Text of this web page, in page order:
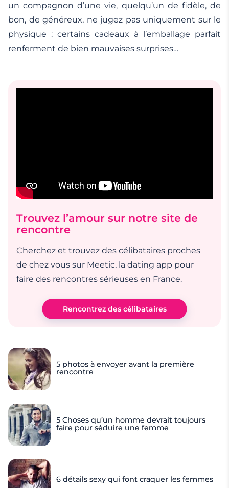
un compagnon d’une vie, quelqu’un de fidèle, de
bon, de généreux, ne jugez pas uniquement sur le
physique : certains cadeaux à l’emballage parfait
renferment de bien mauvaises surprises…
Trouvez l’amour sur notre site de
rencontre
Cherchez et trouvez des célibataires proches
de chez vous sur Meetic, la dating app pour
faire des rencontres sérieuses en France.
Rencontrez des célibataires
5 photos à envoyer avant la première
rencontre
5 Choses qu’un homme devrait toujours
faire pour séduire une femme
6 détails sexy qui font craquer les femmes